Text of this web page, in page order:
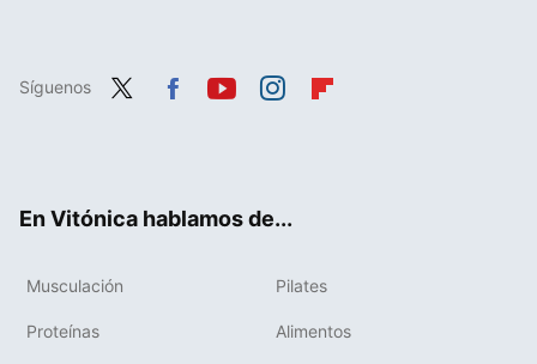
Síguenos
En Vitónica hablamos de...
Musculación Pilates
Proteínas Alimentos